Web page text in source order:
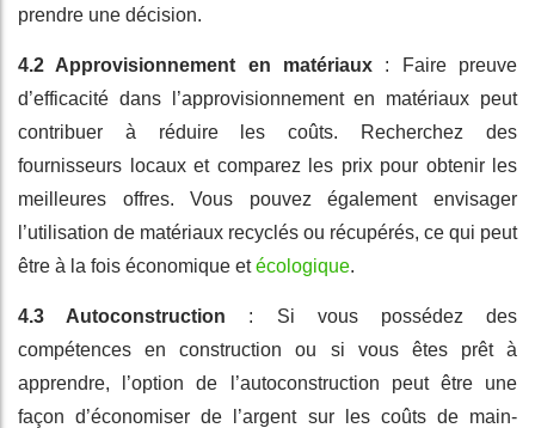
prendre une décision.
4.2 Approvisionnement en matériaux : Faire preuve
d’efficacité dans l’approvisionnement en matériaux peut
contribuer à réduire les coûts. Recherchez des
fournisseurs locaux et comparez les prix pour obtenir les
meilleures offres. Vous pouvez également envisager
l’utilisation de matériaux recyclés ou récupérés, ce qui peut
être à la fois économique etécologique.
4.3 Autoconstruction : Si vous possédez des
compétences en construction ou si vous êtes prêt à
apprendre, l’option de l’autoconstruction peut être une
façon d’économiser de l’argent sur les coûts de main-